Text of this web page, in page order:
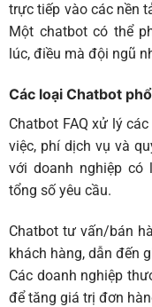
trực tiếp vào các nền
Một chatbot có thể
lúc, điều mà đội ngũ
Các loại Chatbot
Chatbot FAQ xử lý các
việc, phí dịch vụ và
với doanh nghiệp có
tổng số yêu cầu.
Chatbot tư vấn/bán
khách hàng, dẫn đến
Các doanh nghiệp
để tăng giá trị đơn